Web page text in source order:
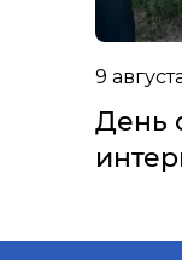
9
День